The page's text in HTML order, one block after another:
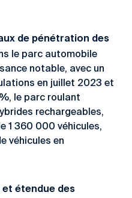
de pénétration des
le parc automobile
notable, avec un
en juillet 2023 et
le parc roulant
rechargeables,
1 360 000 véhicules,
véhicules en
étendue des